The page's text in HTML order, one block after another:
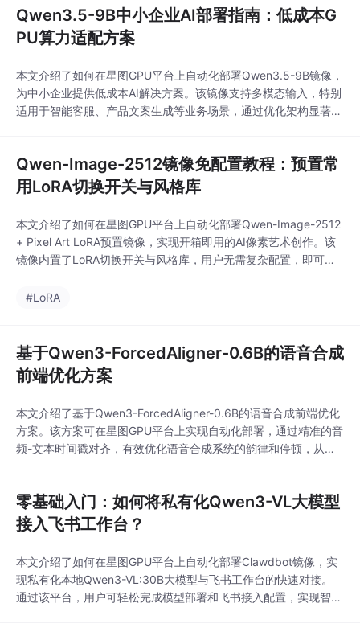
Qwen3.5-9B中小企业AI部署指南：低成本G
PU算力适配方案
本文介绍了如何在星图GPU平台上自动化部署Qwen3.5-9B镜像，
为中小企业提供低成本AI解决方案。该镜像支持多模态输入，特别
适用于智能客服、产品文案生成等业务场景，通过优化架构显著降
Qwen-Image-2512镜像免配置教程：预置常
用LoRA切换开关与风格库
本文介绍了如何在星图GPU平台上自动化部署Qwen-Image-2512
+ Pixel Art LoRA预置镜像，实现开箱即用的AI像素艺术创作。该
镜像内置了LoRA切换开关与风格库，用户无需复杂配置，即可通
计、社交媒体头像制作等场景。
#LoRA
基于Qwen3-ForcedAligner-0.6B的语音合成
前端优化方案
本文介绍了基于Qwen3-ForcedAligner-0.6B的语音合成前端优化
方案。该方案可在星图GPU平台上实现自动化部署，通过精准的音
频-文本时间戳对齐，有效优化语音合成系统的韵律和停顿，从而
零基础入门：如何将私有化Qwen3-VL大模型
接入飞书工作台？
本文介绍了如何在星图GPU平台上自动化部署Clawdbot镜像，实
现私有化本地Qwen3-VL:30B大模型与飞书工作台的快速对接。
通过该平台，用户可轻松完成模型部署和飞书接入配置，实现智能